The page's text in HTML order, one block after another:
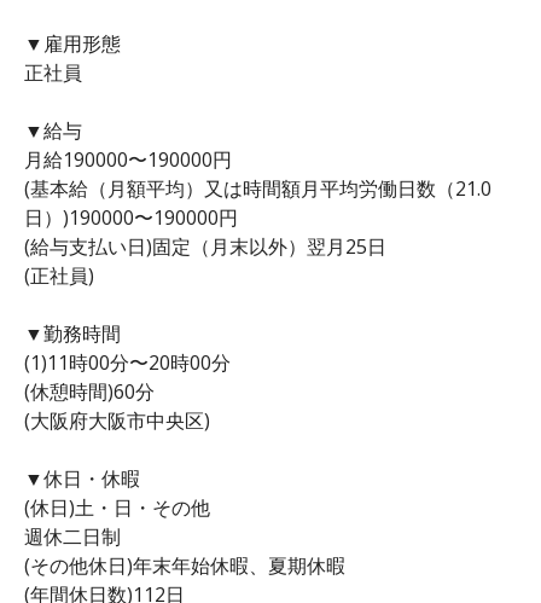
▼雇用形態
正社員
▼給与
月給190000〜190000円
(基本給（月額平均）又は時間額月平均労働日数（21.0
日）)190000〜190000円
(給与支払い日)固定（月末以外）翌月25日
(正社員)
▼勤務時間
(1)11時00分〜20時00分
(休憩時間)60分
(大阪府大阪市中央区)
▼休日・休暇
(休日)土・日・その他
週休二日制
(その他休日)年末年始休暇、夏期休暇
(年間休日数)112日